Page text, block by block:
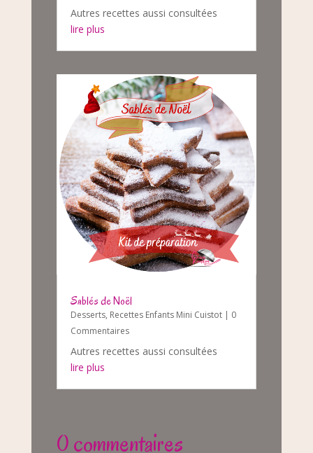
Autres recettes aussi consultées
lire plus
Sablés de Noël
Desserts, Recettes Enfants Mini Cuistot| 0
Commentaires
Autres recettes aussi consultées
lire plus
0 commentaires